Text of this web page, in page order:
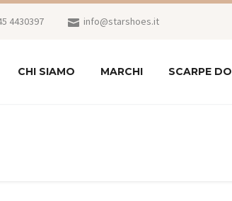
4430397 info@starshoes.it
CHI SIAMO MARCHI SCARPE